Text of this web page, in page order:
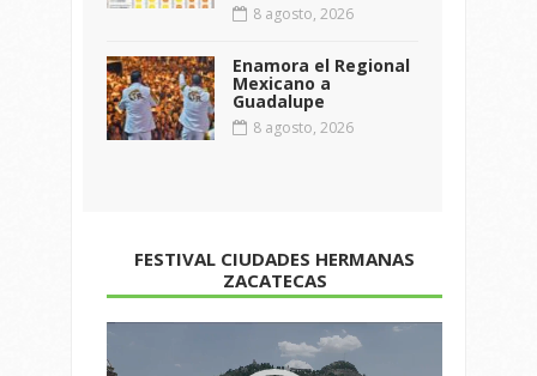
8 agosto, 2026
Enamora el Regional
Mexicano a
Guadalupe
8 agosto, 2026
FESTIVAL CIUDADES HERMANAS
ZACATECAS
de